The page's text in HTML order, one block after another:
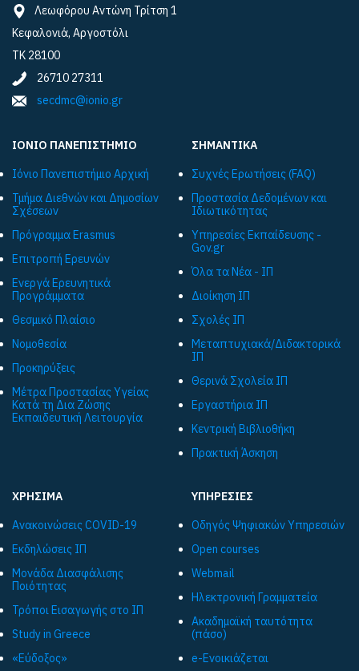
Λεωφόρου Αντώνη Τρίτση 1
Κεφαλονιά, Αργοστόλι
ΤΚ 28100
26710 27311
secdmc@ionio.gr
ΙΟΝΙΟ ΠΑΝΕΠΙΣΤΗΜΙΟ
Ιόνιο Πανεπιστήμιο Αρχική
Τμήμα Διεθνών και Δημοσίων
Σχέσεων
Πρόγραμμα Εrasmus
Επιτροπή Ερευνών
Ενεργά Ερευνητικά
Προγράμματα
Θεσμικό Πλαίσιο
Νομοθεσία
Προκηρύξεις
Μέτρα Προστασίας Υγείας
Κατά τη Δια Ζώσης
Εκπαιδευτική Λειτουργία
ΣΗΜΑΝΤΙΚΑ
Συχνές Ερωτήσεις (FAQ)
Προστασία Δεδομένων και
Ιδιωτικότητας
Υπηρεσίες Εκπαίδευσης -
Gov.gr
Όλα τα Νέα - ΙΠ
Διοίκηση ΙΠ
Σχολές ΙΠ
Μεταπτυχιακά/Διδακτορικά
ΙΠ
Θερινά Σχολεία ΙΠ
Εργαστήρια ΙΠ
Κεντρική Βιβλιοθήκη
Πρακτική Άσκηση
ΧΡΗΣΙΜΑ
Ανακοινώσεις COVID-19
Εκδηλώσεις ΙΠ
Μονάδα Διασφάλισης
Ποιότητας
Τρόποι Εισαγωγής στο ΙΠ
Study in Greece
«Εύδοξος»
ΥΠΗΡΕΣΙΕΣ
Οδηγός Ψηφιακών Υπηρεσιών
Open courses
Webmail
Ηλεκτρονική Γραμματεία
Ακαδημαϊκή ταυτότητα
(πάσο)
e-Ενοικιάζεται